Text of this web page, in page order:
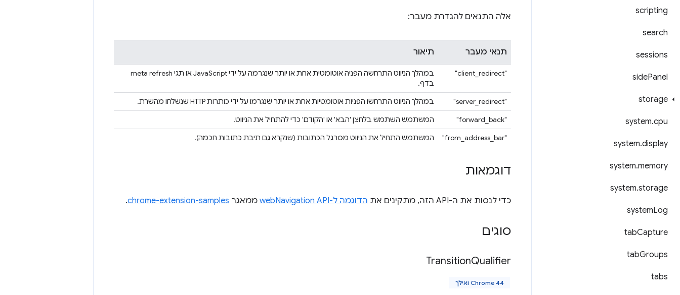
scripting
search
sessions
sidePanel
storage
system.cpu
system.display
system.memory
system.storage
systemLog
tabCapture
tabGroups
tabs
אלה התנאים להגדרת מעבר:
תנאי מעבר תיאור
"client_redirect"
במהלך הניווט התרחשה הפניה אוטומטית אחת או יותר שנגרמה על ידי JavaScript או תגי meta refresh
בדף.
‫"server_redirect"
במהלך הניווט התרחשו הפניות אוטומטיות אחת או יותר שנגרמו על ידי כותרות HTTP שנשלחו מהשרת.
‪"forward_back"
המשתמש השתמש בלחצן 'הבא' או 'הקודם' כדי להתחיל את הניווט.
"from_address_bar"
המשתמש התחיל את הניווט מסרגל הכתובות (שנקרא גם תיבת כתובות חכמה).
דוגמאות
כדי לנסות את ה-API הזה, מתקינים את הדוגמה ל-webNavigation API ממאגר chrome-extension-samples
.
סוגים
TransitionQualifier
Chrome 44 ואילך